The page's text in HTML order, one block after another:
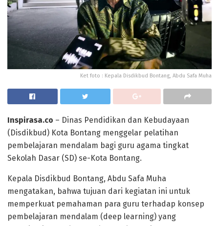
Ket foto : Kepala Disdikbud Bontang, Abdu Safa Muha
Inspirasa.co – Dinas Pendidikan dan Kebudayaan
(Disdikbud) Kota Bontang menggelar pelatihan
pembelajaran mendalam bagi guru agama tingkat
Sekolah Dasar (SD) se-Kota Bontang.
Kepala Disdikbud Bontang, Abdu Safa Muha
mengatakan, bahwa tujuan dari kegiatan ini untuk
memperkuat pemahaman para guru terhadap konsep
pembelajaran mendalam (deep learning) yang